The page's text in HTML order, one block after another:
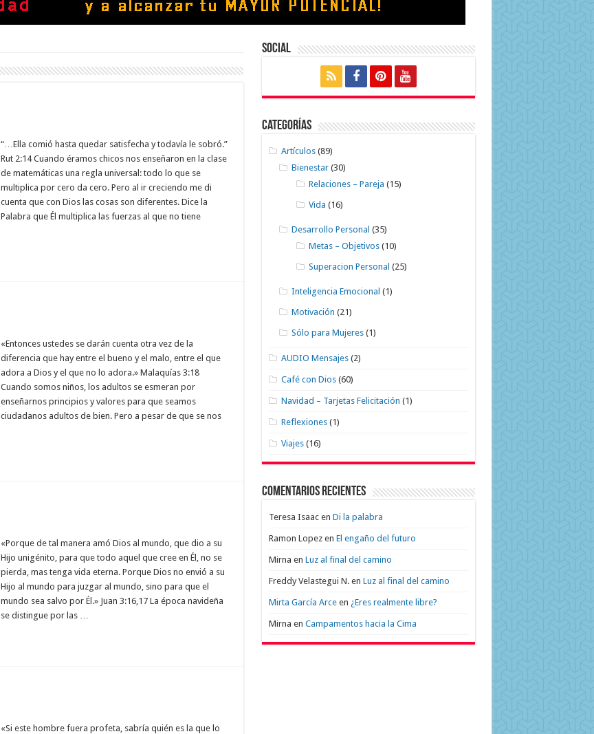
“…Ella comió hasta quedar satisfecha y todavía le sobró.”
Rut 2:14 Cuando éramos chicos nos enseñaron en la clase
de matemáticas una regla universal: todo lo que se
multiplica por cero da cero. Pero al ir creciendo me di
cuenta que con Dios las cosas son diferentes. Dice la
Palabra que Él multiplica las fuerzas al que no tiene
«Entonces ustedes se darán cuenta otra vez de la
diferencia que hay entre el bueno y el malo, entre el que
adora a Dios y el que no lo adora.» Malaquías 3:18
Cuando somos niños, los adultos se esmeran por
enseñarnos principios y valores para que seamos
ciudadanos adultos de bien. Pero a pesar de que se nos
«Porque de tal manera amó Dios al mundo, que dio a su
Hijo unigénito, para que todo aquel que cree en Él, no se
pierda, mas tenga vida eterna. Porque Dios no envió a su
Hijo al mundo para juzgar al mundo, sino para que el
mundo sea salvo por Él.» Juan 3:16,17 La época navideña
se distingue por las …
«Si este hombre fuera profeta, sabría quién es la que lo
Social
Categorías
Artículos (89)
Bienestar (30)
Relaciones – Pareja (15)
Vida (16)
Desarrollo Personal (35)
Metas – Objetivos (10)
Superacion Personal (25)
Inteligencia Emocional (1)
Motivación (21)
Sólo para Mujeres (1)
AUDIO Mensajes (2)
Café con Dios (60)
Navidad – Tarjetas Felicitación (1)
Reflexiones (1)
Viajes (16)
Comentarios recientes
Teresa Isaacen Di la palabra
Ramon Lopezen El engaño del futuro
Mirna en Luz al final del camino
Freddy Velastegui N.en Luz al final del camino
Mirta García Arceen ¿Eres realmente libre?
Mirna en Campamentos hacia la Cima